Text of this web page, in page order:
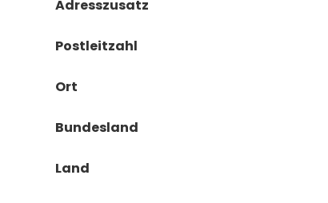
Adresszusatz
Postleitzahl
Ort
Bundesland
Land